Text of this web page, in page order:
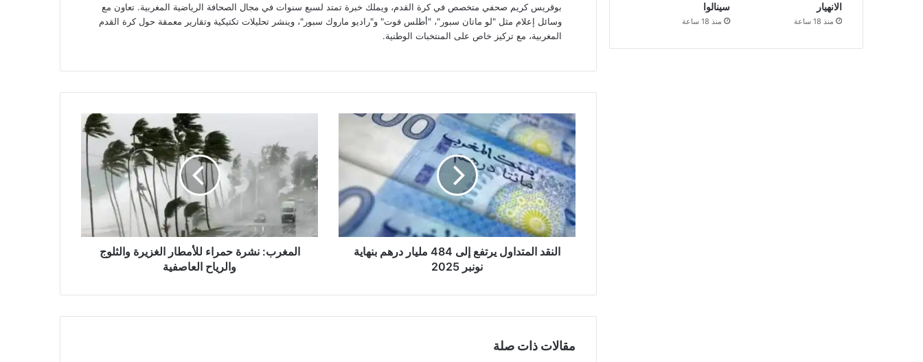
بوقريس كريم صحفي متخصص في كرة القدم، ويملك خبرة تمتد لسبع سنوات في مجال الصحافة الرياضية المغربية. تعاون مع
وسائل إعلام مثل "لو ماتان سبور"، "أطلس فوت" و"راديو ماروك سبور"، وينشر تحليلات تكتيكية وتقارير معمقة حول كرة القدم
المغربية، مع تركيز خاص على المنتخبات الوطنية.
النقد
المتداول
يرتفع
إلى
484
مليار
درهم
بنهاية
نونبر
2025
النقد المتداول يرتفع إلى 484 مليار درهم بنهاية
نونبر 2025
للأمطار
الغزيرة
والثلوج
والرياح
العاصفية
المغرب: نشرة حمراء للأمطار الغزيرة والثلوج
والرياح العاصفية
مقالات ذات صلة
الانهيار
منذ 18 ساعة
سينالوا
منذ 18 ساعة